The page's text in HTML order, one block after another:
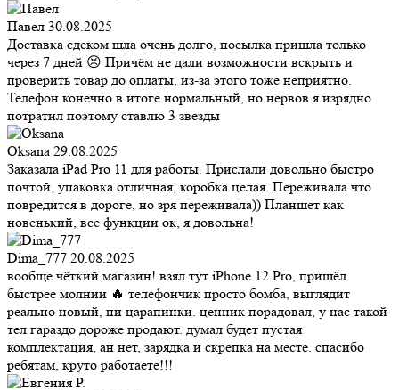
Павел 30.08.2025
Доставка сдеком шла очень долго, посылка пришла только
через 7 дней 😣 Причём не дали возможности вскрыть и
проверить товар до оплаты, из-за этого тоже неприятно.
Телефон конечно в итоге нормальный, но нервов я изрядно
потратил поэтому ставлю 3 звезды
Oksana 29.08.2025
Заказала iPad Pro 11 для работы. Прислали довольно быстро
почтой, упаковка отличная, коробка целая. Переживала что
повредится в дороге, но зря переживала)) Планшет как
новенький, все функции ок, я довольна!
Dima_777 20.08.2025
вообще чёткий магазин! взял тут iPhone 12 Pro, пришёл
быстрее молнии 🔥 телефончик просто бомба, выглядит
реально новый, ни царапинки. ценник порадовал, у нас такой
тел гараздо дороже продают. думал будет пустая
комплектация, ан нет, зарядка и скрепка на месте. спасибо
ребятам, круто работаете!!!